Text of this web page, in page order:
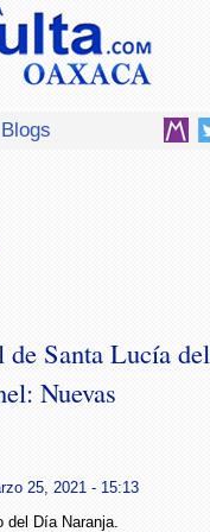
Blogs
Santa Lucía del
Nuevas
25, 2021 - 15:13
del Día Naranja.